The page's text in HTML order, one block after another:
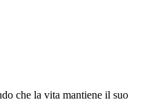
che la vita mantiene il suo